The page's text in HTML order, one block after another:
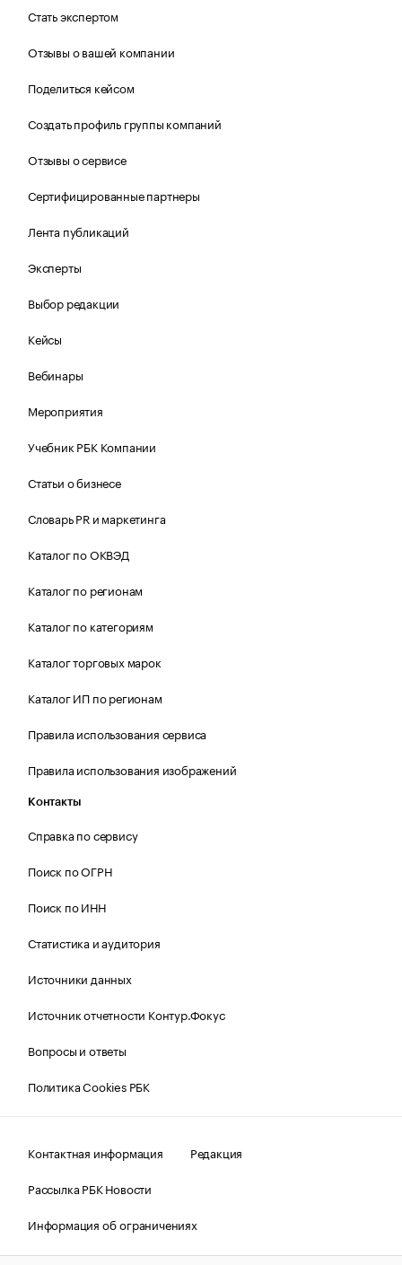
Стать экспертом
Отзывы о вашей компании
Поделиться кейсом
Создать профиль группы компаний
Отзывы о сервисе
Сертифицированные партнеры
Лента публикаций
Эксперты
Выбор редакции
Кейсы
Вебинары
Мероприятия
Учебник РБК Компании
Статьи о бизнесе
Словарь PR и маркетинга
Каталог по ОКВЭД
Каталог по регионам
Каталог по категориям
Каталог торговых марок
Каталог ИП по регионам
Правила использования сервиса
Правила использования изображений
Контакты
Справка по сервису
Поиск по ОГРН
Поиск по ИНН
Статистика и аудитория
Источники данных
Источник отчетности Контур.Фокус
Вопросы и ответы
Политика Cookies РБК
Контактная информация
Редакция
Рассылка РБК Новости
Информация об ограничениях
Правовая информация
О соблюдении авторских прав